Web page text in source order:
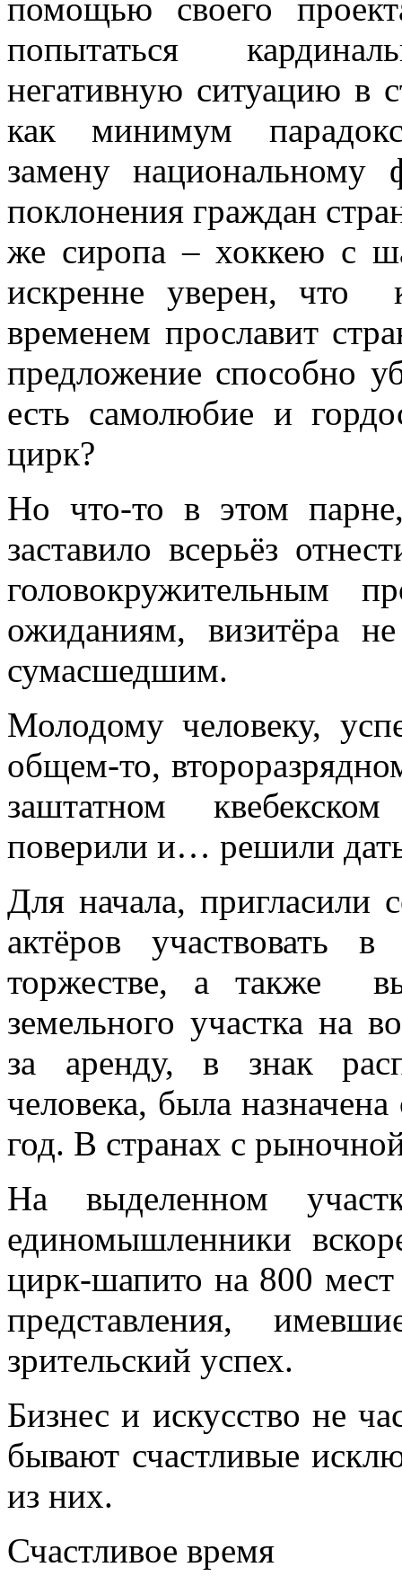
помощью своего
попытаться
негативную ситуацию в
как минимум
замену национальному
поклонения граждан
же сиропа – хоккею с
искренне уверен, что
временем прославит
предложение способно
есть самолюбие и
цирк?
Но что-то в этом
заставило всерьёз
головокружительным
ожиданиям, визитёра
сумасшедшим.
Молодому человеку,
общем-то,
заштатном
поверили и… решили
Для начала,
актёров участвовать
торжестве, а также
земельного участка на
за аренду, в знак
человека, была
год. В странах с
На выделенном
единомышленники
цирк-шапито на 800
представления,
зрительский успех.
Бизнес и искусство не
бывают счастливые
из них.
Счастливое время